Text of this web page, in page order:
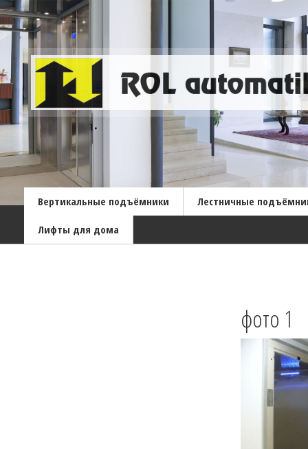
Вертикальные подъёмники Лестничные
Лифты для дома
фото 1